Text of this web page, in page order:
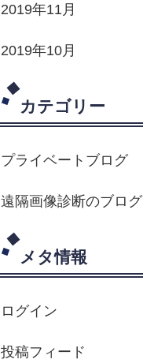
2019年11月
2019年10月
カテゴリー
プライベートブログ
遠隔画像診断のブログ
メタ情報
ログイン
投稿フィード